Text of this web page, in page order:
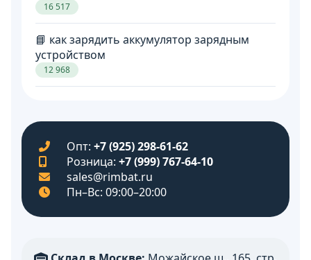
16 517
📘 как зарядить аккумулятор зарядным
устройством
12 968
Опт: +7 (925) 298-61-62
Розница: +7 (999) 767-64-10
sales@rimbat.ru
Пн–Вс: 09:00–20:00